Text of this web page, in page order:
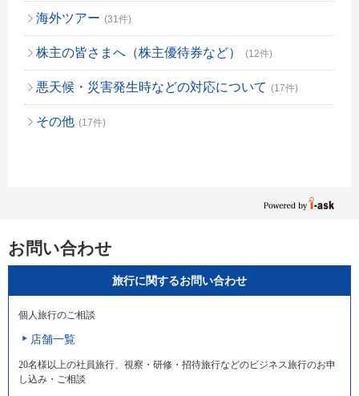
海外ツアー (31件)
株主の皆さまへ（株主優待券など） (12件)
悪天候・災害発生時などの対応について (17件)
その他 (17件)
お問い合わせ
旅行に関するお問い合わせ
個人旅行のご相談
店舗一覧
20名様以上の社員旅行、視察・研修・招待旅行などのビジネス旅行のお申
し込み・ご相談